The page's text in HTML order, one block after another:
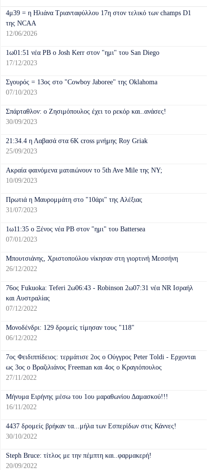
4μ39 = η Ηλιάνα Τριανταφύλλου 17η στον τελικό των champs D1
της NCAA
12/06/2026
1ω01:51 νέα ΡΒ ο Josh Kerr στον "ημι" του San Diego
17/12/2023
Σγουρός = 13ος στο "Cowboy Jaboree" της Oklahoma
07/10/2023
Σπάρταθλον: o Ζησιμόπουλος έχει το ρεκόρ και..ανάσες!
30/09/2023
21:34.4 η Λαβασά στα 6Κ cross μνήμης Roy Griak
25/09/2023
Ακραία φαινόμενα ματαιώνουν το 5th Ave Mile της NY;
10/09/2023
Πρωτιά η Μαυρομμάτη στο "10άρι" της Αλέξιας
31/07/2023
1ω11:35 ο Ξένος νέα PΒ στον "ημι" του Battersea
07/01/2023
Μπουτσιάνης, Χριστοπούλου νίκησαν στη γιορτινή Μεσσήνη
26/12/2022
76ος Fukuoka: Teferi 2ω06:43 - Robinson 2ω07:31 νέα NR Ισραήλ
και Αυστραλίας
07/12/2022
Μονοδένδρι: 129 δρομείς τίμησαν τους "118"
06/12/2022
7ος Φειδιππίδειος: τερμάτισε 2ος ο Ούγγρος Peter Toldi - Ερχονται
ως 3ος ο Βραζιλιάνος Freeman και 4ος ο Κραγιόπουλος
27/11/2022
Μήνυμα Ειρήνης μέσω του 1ου μαραθωνίου Δαμασκού!!!
16/11/2022
4437 δρομείς βρήκαν τα...μήλα των Εσπερίδων στις Κάννες!
30/10/2022
Steph Bruce: τίτλος με την πέμπτη και..φαρμακερή!
20/09/2022